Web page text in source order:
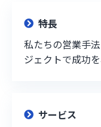
特長
私たちの営業手
ジェクトで成功
サービス